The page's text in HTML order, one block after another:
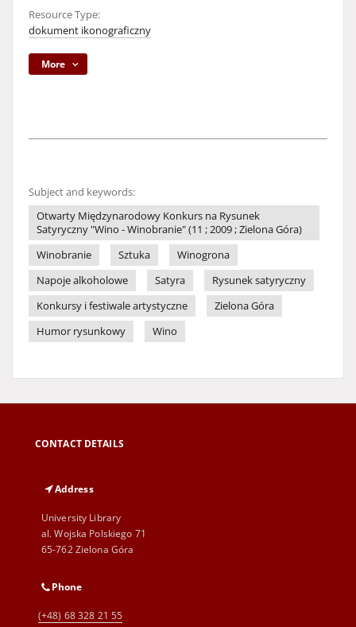
Resource Type:
dokument ikonograficzny
More
Subject and keywords:
Otwarty Międzynarodowy Konkurs na Rysunek
Satyryczny "Wino - Winobranie" (11 ; 2009 ; Zielona Góra)
Winobranie
Sztuka
Winogrona
Napoje alkoholowe
Satyra
Rysunek satyryczny
Konkursy i festiwale artystyczne
Zielona Góra
Humor rysunkowy
Wino
CONTACT DETAILS
Address
University Library
al. Wojska Polskiego 71
65-762 Zielona Góra
Phone
(+48) 68 328 21 55